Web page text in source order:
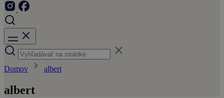
Domov albert
albert